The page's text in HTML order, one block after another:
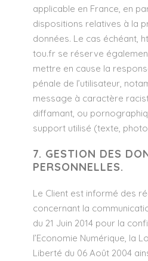
applicable en France, en
dispositions relatives à la
données. Le cas échéant,
tou.fr se réserve
mettre en cause la
pénale de l’utilisateur,
message à caractère
diffamant, ou
support utilisé (texte,
7. GESTION DES
PERSONNELLES.
Le Client est informé des
concernant la
du 21 Juin 2014 pour la
l’Economie Numérique, la
Liberté du 06 Août 2004